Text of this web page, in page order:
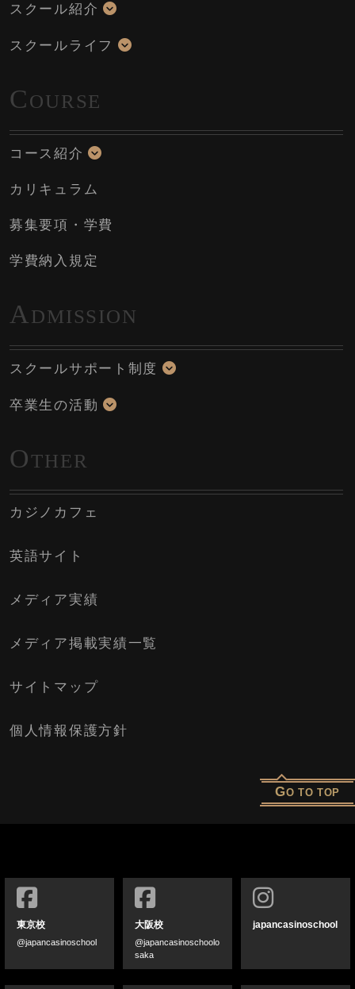
スクール紹介
スクールライフ
COURSE
コース紹介
カリキュラム
募集要項・学費
学費納入規定
A DMISSION
スクールサポート制度
卒業生の活動
OTHER
カジノカフェ
英語サイト
メディア実績
メディア掲載実績一覧
サイトマップ
個人情報保護方針
GO TO TOP
東京校
@japancasinoschool
大阪校
@japancasinoschoolo
saka
japancasinoschool